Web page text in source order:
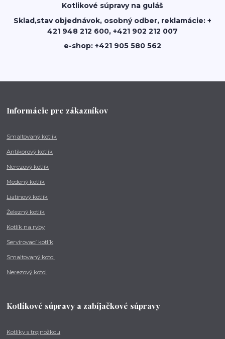
Kotlikové súpravy na guláš
Sklad,stav objednávok, osobný odber, reklamácie: +
421 948 212 600, +421 902 212 007
e-shop: +421 905 580 562
Informácie pre zákazníkov
Smaltovaný kotlík
Antikorový kotlík
Nerezový kotlík
Medený kotlík
Liatinový kotlík
Železný kotlík
Kotlík na ryby
Servírovací kotlík
Smaltovaný kotol
Nerezový kotol
Kotlíkové súpravy a zabíjačkové súpravy
Kotlíky s trojnožkou